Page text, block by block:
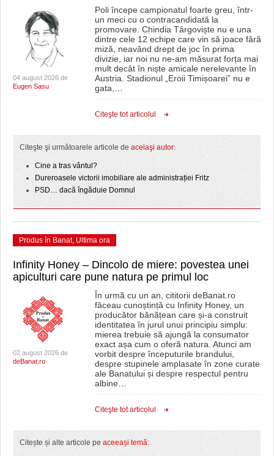
04 august 2026 de
Eugen Sasu
Poli începe campionatul foarte greu, într-
un meci cu o contracandidată la
promovare. Chindia Târgoviște nu e una
dintre cele 12 echipe care vin să joace fără
miză, neavând drept de joc în prima
divizie, iar noi nu ne-am măsurat forța mai
mult decât în niște amicale nerelevante în
Austria. Stadionul „Eroii Timișoarei” nu e
gata,
Citeşte tot articolul
Citeşte şi următoarele articole de acelaşi autor:
Cine a tras vântul?
Dureroasele victorii imobiliare ale administrației Fritz
PSD… dacă îngăduie Domnul
Produs în Banat, Ultima ora
Infinity Honey – Dincolo de miere: povestea unei
apiculturi care pune natura pe primul loc
02 august 2026 de
deBanat.ro
În urmă cu un an, cititorii deBanat.ro
făceau cunoștință cu Infinity Honey, un
producător bănățean care și-a construit
identitatea în jurul unui principiu simplu:
mierea trebuie să ajungă la consumator
exact așa cum o oferă natura. Atunci am
vorbit despre începuturile brandului,
despre stupinele amplasate în zone curate
ale Banatului și despre respectul pentru
albine…
Citeşte tot articolul
Citește și alte articole pe aceeași temă: